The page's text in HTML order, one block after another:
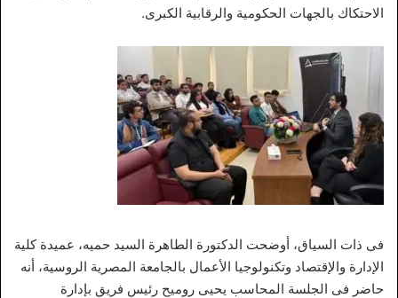
الاحتكاك بالجهات الحكومية والرقابية الكبرى.
فى ذات السياق، أوضحت الدكتورة الطاهرة السيد حميه، عميدة كلية
الإدارة والإقتصاد وتكنولوجيا الأعمال بالجامعة المصرية الروسية، أنه
حاضر فى الجلسة المحاسب يحيى روميح رئيس فريق بإدارة